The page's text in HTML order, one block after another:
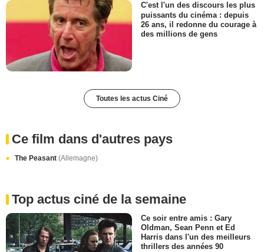
C'est l'un des discours les plus
puissants du cinéma : depuis
26 ans, il redonne du courage à
des millions de gens
Toutes les actus Ciné
Ce film dans d'autres pays
The Peasant (Allemagne)
Top actus ciné de la semaine
Ce soir entre amis : Gary
Oldman, Sean Penn et Ed
Harris dans l'un des meilleurs
thrillers des années 90